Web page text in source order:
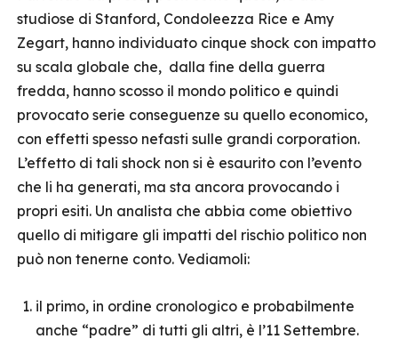
studiose di Stanford, Condoleezza Rice e Amy
Zegart, hanno individuato cinque shock con impatto
su scala globale che, dalla fine della guerra
fredda, hanno scosso il mondo politico e quindi
provocato serie conseguenze su quello economico,
con effetti spesso nefasti sulle grandi corporation.
L’effetto di tali shock non si è esaurito con l’evento
che li ha generati, ma sta ancora provocando i
propri esiti. Un analista che abbia come obiettivo
quello di mitigare gli impatti del rischio politico non
può non tenerne conto. Vediamoli:
il primo, in ordine cronologico e probabilmente
anche “padre” di tutti gli altri, è l’11 Settembre.